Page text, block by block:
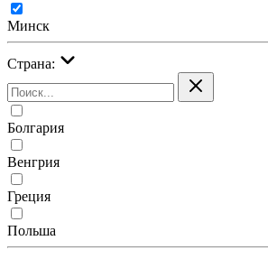
Минск
Страна:
Болгария
Венгрия
Греция
Польша